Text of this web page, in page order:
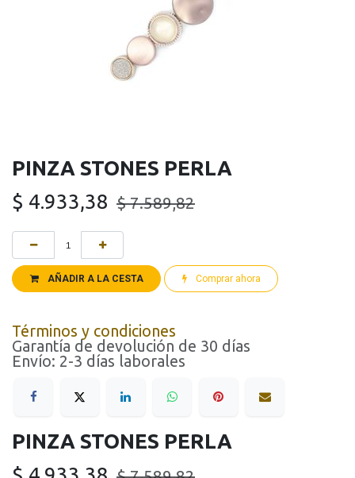
PINZA STONES PERLA
$ 4.933,38 $7.589,82
AÑADIR A LA CESTA Comprar ahora
Términos y condiciones
Garantía de devolución de 30 días
Envío: 2-3 días laborales
PINZA STONES PERLA